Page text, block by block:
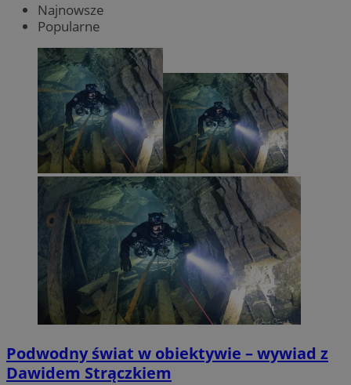
Najnowsze
Popularne
Podwodny świat w obiektywie – wywiad z
Dawidem Strączkiem